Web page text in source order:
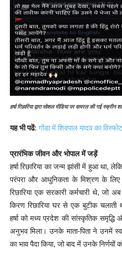
हर्षा रिछारिया द्वारा सोशल मीडिया पर वायरल की गई स्क्रीन
यह भी पढें:गोंडा में शिवपाल यादव का
प्रारंभिक जीवन और भोपाल में जड़ें
हर्षा रिछारिया का जन्म झांसी में हुआ था,
परंपरा और आधुनिकता के मिश्रण के लिए
रिछारिया एक सरकारी कर्मचारी थे, जो
किरण रिछारिया घर से एक बुटीक चलाती
हर्षा को मध्य प्रदेश की सांस्कृतिक समृद्धि
अनुभव मिला। उनके माता-पिता ने उनमें
का भाव पैदा किया, जो बाद में उनके निर्णयों